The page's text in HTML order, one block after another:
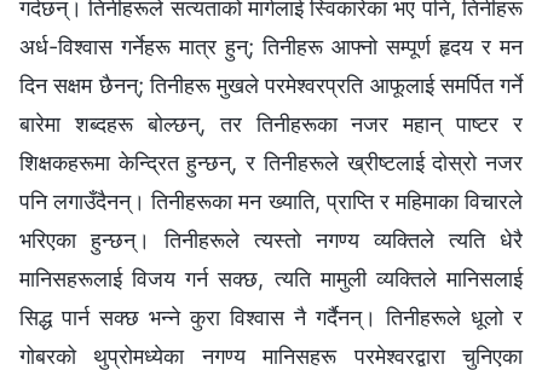
गर्दछन्। तिनीहरूले सत्यताको मार्गलाई स्विकारेका भए पनि, तिनीहरू
अर्ध-विश्‍वास गर्नेहरू मात्र हुन्; तिनीहरू आफ्नो सम्पूर्ण हृदय र मन
दिन सक्षम छैनन्; तिनीहरू मुखले परमेश्‍वरप्रति आफूलाई समर्पित गर्ने
बारेमा शब्दहरू बोल्छन्, तर तिनीहरूका नजर महान् पाष्टर र
शिक्षकहरूमा केन्द्रित हुन्छन्, र तिनीहरूले ख्रीष्टलाई दोस्रो नजर
पनि लगाउँदैनन्। तिनीहरूका मन ख्याति, प्राप्ति र महिमाका विचारले
भरिएका हुन्छन्। तिनीहरूले त्यस्तो नगण्य व्यक्तिले त्यति धेरै
मानिसहरूलाई विजय गर्न सक्छ, त्यति मामुली व्यक्तिले मानिसलाई
सिद्ध पार्न सक्छ भन्‍ने कुरा विश्वास नै गर्दैनन्। तिनीहरूले धूलो र
गोबरको थुप्रोमध्येका नगण्य मानिसहरू परमेश्‍वरद्वारा चुनिएका